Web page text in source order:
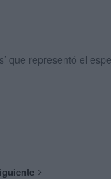
que representó el